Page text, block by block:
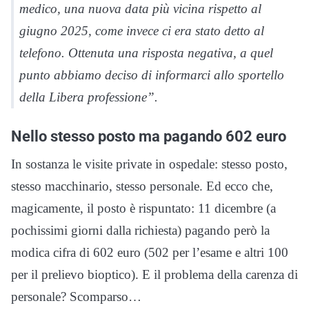
medico, una nuova data più vicina rispetto al
giugno 2025, come invece ci era stato detto al
telefono. Ottenuta una risposta negativa, a quel
punto abbiamo deciso di informarci allo sportello
della Libera professione”.
Nello stesso posto ma pagando 602 euro
In sostanza le visite private in ospedale: stesso posto,
stesso macchinario, stesso personale. Ed ecco che,
magicamente, il posto è rispuntato: 11 dicembre (a
pochissimi giorni dalla richiesta) pagando però la
modica cifra di 602 euro (502 per l’esame e altri 100
per il prelievo bioptico). E il problema della carenza di
personale? Scomparso…